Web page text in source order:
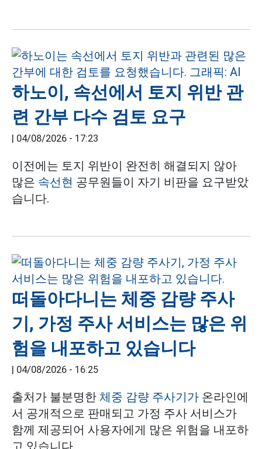
하노이, 속선에서 토지 위반 관
련 간부 다수 검토 요구
| 04/08/2026 - 17:23
이전에는 토지 위반이 완전히 해결되지 않아
많은 속선현 공무원들이 자기 비판을 요구받았
습니다.
떠돌아다니는 체중 감량 주사
기, 가정 주사 서비스는 많은 위
험을 내포하고 있습니다
| 04/08/2026 - 16:25
출처가 불분명한 체중 감량 주사기가 온라인에
서 공개적으로 판매되고 가정 주사 서비스가
함께 제공되어 사용자에게 많은 위험을 내포하
고 있습니다.